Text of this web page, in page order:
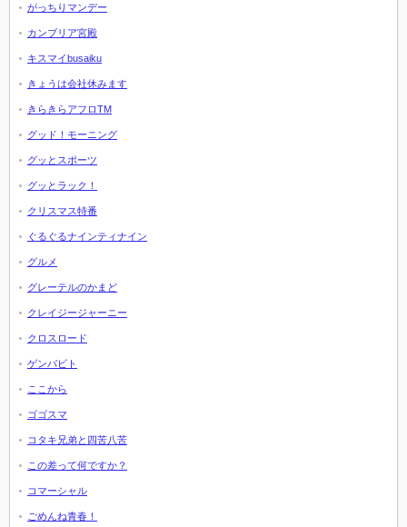
がっちりマンデー
カンブリア宮殿
キスマイbusaiku
きょうは会社休みます
きらきらアフロTM
グッド！モーニング
グッとスポーツ
グッとラック！
クリスマス特番
ぐるぐるナインティナイン
グルメ
グレーテルのかまど
クレイジージャーニー
クロスロード
ゲンバビト
ここから
ゴゴスマ
コタキ兄弟と四苦八苦
この差って何ですか？
コマーシャル
ごめんね青春！